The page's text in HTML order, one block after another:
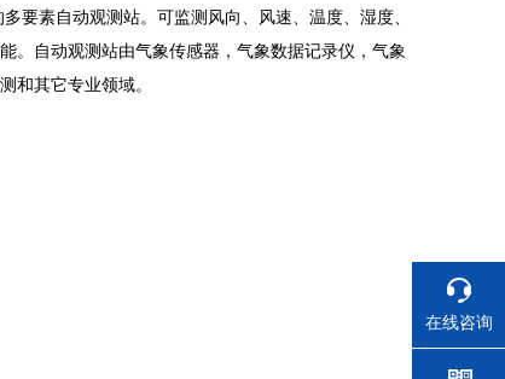
要素自动观测站。可监测风向、风速、温度、湿度、
。自动观测站由气象传感器，气象数据记录仪，气象
和其它专业领域。
在线咨询